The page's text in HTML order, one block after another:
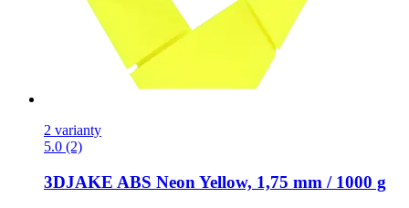
2 varianty
5.0 (2)
3DJAKE ABS Neon Yellow, 1,75 mm / 1000 g